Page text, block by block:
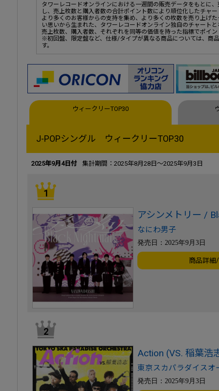
タワーレコードオンラインにおける一週間の販売データをもとに
し、売上枚数と購入者数の合計ポイント数により順位化したチャー
より多くのお客様からの支持を集め、より多くの枚数を売り上げ
い思いから生まれた、タワーレコードオンライン独自のチャート
売上枚数、購入者数、それぞれを同等の価値を持った指標でポイ
※初回盤、限定盤など、仕様/タイプが異なる商品については、商
す。
ウィークリーTOP30
J-POPシングル ウィークリーTOP30
2025年9月4日付 集計期間：2025年8月28日～2025年9月3日
1
アシンメトリー /
なにわ男子
発売日：2025年9月3日
商品詳細
2
Action (VS. 稲葉浩
東京スカパラダイスオ
発売日：2025年9月3日